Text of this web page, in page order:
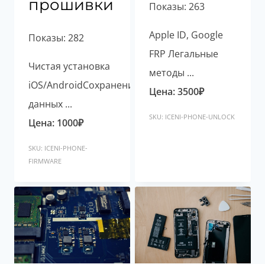
прошивки
Показы: 282
Чистая установка
iOS/AndroidСохранение
данных ...
Цена: 1000₽
SKU: ICENI-PHONE-
FIRMWARE
Показы: 263
Apple ID, Google
FRP Легальные
методы ...
Цена:3500₽
SKU: ICENI-PHONE-UNLOCK